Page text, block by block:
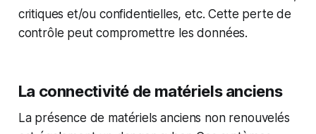
critiques et/ou confidentielles, etc. Cette perte de
contrôle peut compromettre les données.
La connectivité de matériels anciens
La présence de matériels anciens non renouvelés